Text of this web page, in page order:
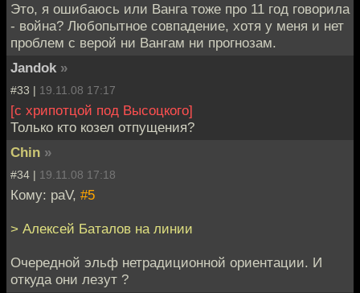
Это, я ошибаюсь или Ванга тоже про 11 год говорила
- война? Любопытное совпадение, хотя у меня и нет
проблем с верой ни Вангам ни прогнозам.
Jandok »
#33 | 19.11.08 17:17
[с хрипотцой под Высоцкого]
Только кто козел отпущения?
Chin »
#34 | 19.11.08 17:18
Кому: paV, #5
> Алексей Баталов на линии
Очередной эльф нетрадиционной ориентации. И
откуда они лезут ?